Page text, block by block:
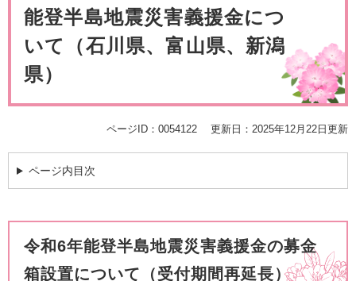
Multilingual（English・中文・한글）
能登半島地震災害義援金につ
いて（石川県、富山県、新潟
県）
ページID：0054122 更新日：2025年12月22日更新
ページ内目次
​令和6年能登半島地震災害義援金の募金
箱設置について（受付期間再延長）